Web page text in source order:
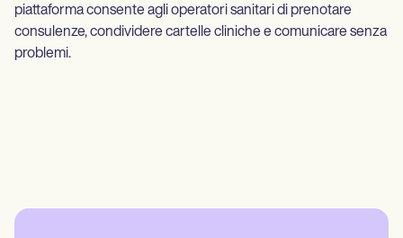
piattaforma consente agli operatori sanitari di prenotare
consulenze, condividere cartelle cliniche e comunicare senza
problemi.